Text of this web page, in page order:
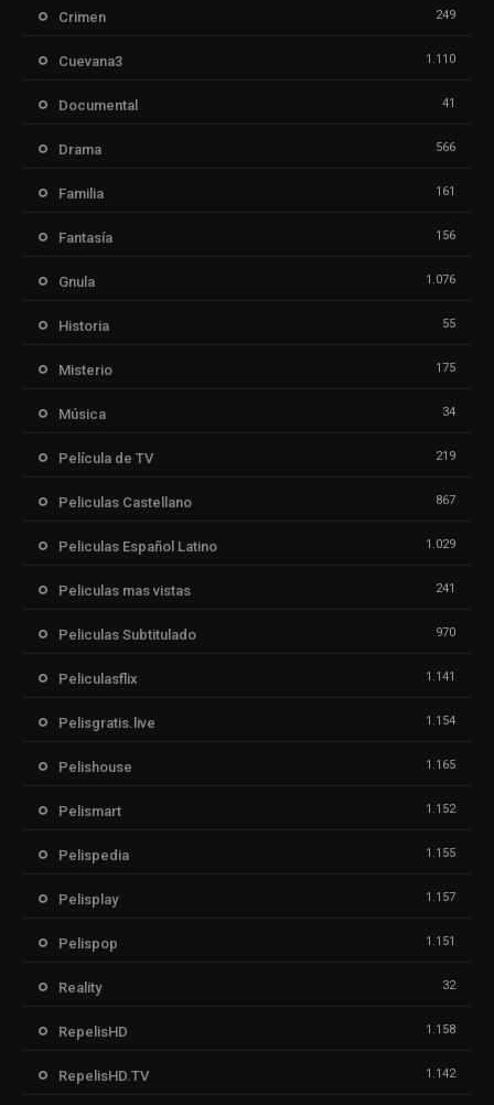
Crimen 249
Cuevana3 1.110
Documental 41
Drama 566
Familia 161
Fantasía 156
Gnula 1.076
Historia 55
Misterio 175
Música 34
Película de TV 219
Peliculas Castellano 867
Peliculas Español Latino 1.029
Peliculas mas vistas 241
Peliculas Subtitulado 970
Peliculasflix 1.141
Pelisgratis.live 1.154
Pelishouse 1.165
Pelismart 1.152
Pelispedia 1.155
Pelisplay 1.157
Pelispop 1.151
Reality 32
RepelisHD 1.158
RepelisHD.TV 1.142